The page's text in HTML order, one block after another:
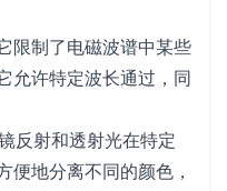
限制了电磁波谱中某些
允许特定波长通过，同
反射和透射光在特定
便地分离不同的颜色，